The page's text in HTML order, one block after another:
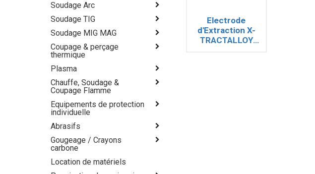
Soudage Arc
Soudage TIG
Soudage MIG MAG
Coupage & perçage
thermique
Plasma
Chauffe, Soudage &
Coupage Flamme
Equipements de protection
individuelle
Abrasifs
Gougeage / Crayons
carbone
Location de matériels
Electrode
d'Extraction X-
TRACTALLOY